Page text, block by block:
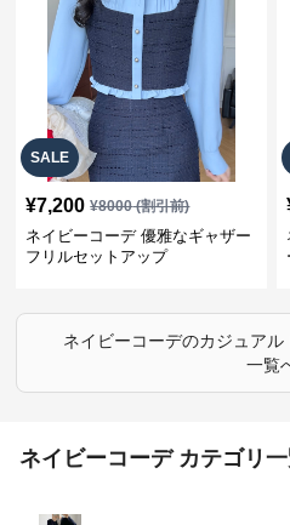
SALE
¥7,200 ¥8000(割引前)
ネイビーコーデ 優雅なギャザー
フリルセットアップ
ネイビーコーデのカジュアル
一覧
ネイビーコーデ カテゴリ